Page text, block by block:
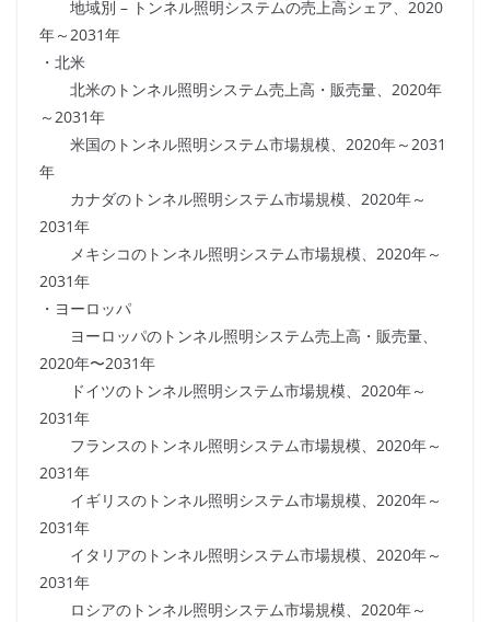
地域別 – トンネル照明システムの売上高シェア、2020
年～2031年
・北米
北米のトンネル照明システム売上高・販売量、2020年
～2031年
米国のトンネル照明システム市場規模、2020年～2031
年
カナダのトンネル照明システム市場規模、2020年～
2031年
メキシコのトンネル照明システム市場規模、2020年～
2031年
・ヨーロッパ
ヨーロッパのトンネル照明システム売上高・販売量、
2020年〜2031年
ドイツのトンネル照明システム市場規模、2020年～
2031年
フランスのトンネル照明システム市場規模、2020年～
2031年
イギリスのトンネル照明システム市場規模、2020年～
2031年
イタリアのトンネル照明システム市場規模、2020年～
2031年
ロシアのトンネル照明システム市場規模、2020年～